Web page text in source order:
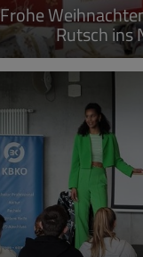
Frohe
Rutsch ins
mehr